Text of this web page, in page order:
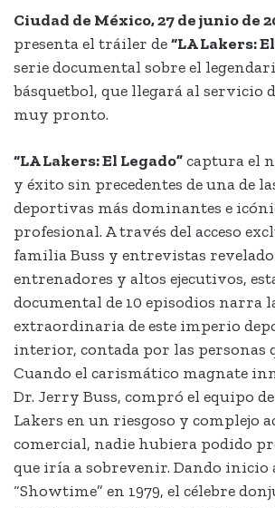
Ciudad de México, 27 de junio de
presenta el tráiler de“LA Lakers:
serie documental sobre el
básquetbol, que llegará al servicio
muy pronto.
“LA Lakers: El Legado”captura el
y éxito sin precedentes de una de
deportivas más dominantes e
profesional. A través del acceso
familia Buss y entrevistas
entrenadores y altos ejecutivos,
documental de 10 episodios narra
extraordinaria de este imperio
interior, contada por las personas
Cuando el carismático magnate
Dr. Jerry Buss, compró el equipo
Lakers en un riesgoso y complejo
comercial, nadie hubiera podido
que iría a sobrevenir. Dando inicio
“Showtime” en 1979, el célebre